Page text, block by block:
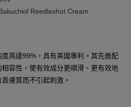
個工作天送達
或以上免運費
Reedleshot Cream
高達99%，具有美國專利。其先進配
容性，使有效成分更順滑、更有效地
膚質而不引起刺激。